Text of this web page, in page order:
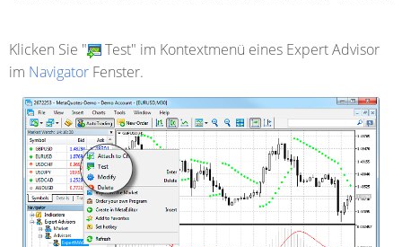
Klicken Sie "
Test" im Kontextmenü eines Expert Advisor
im Navigator Fenster.